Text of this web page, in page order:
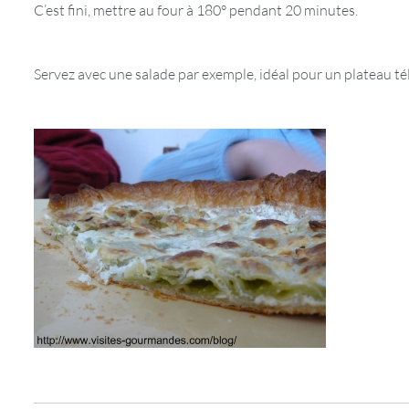
C’est fini, mettre au four à 180° pendant 20 minutes.
Servez avec une salade par exemple, idéal pour un plateau